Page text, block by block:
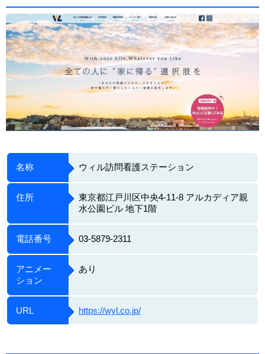
名称 ウィル訪問看護ステーション
住所
東京都江戸川区中央4-11-8 アルカディア親
水公園ビル 地下1階
電話番号 03-5879-2311
アニメー
ション
あり
URL https://wyl.co.jp/